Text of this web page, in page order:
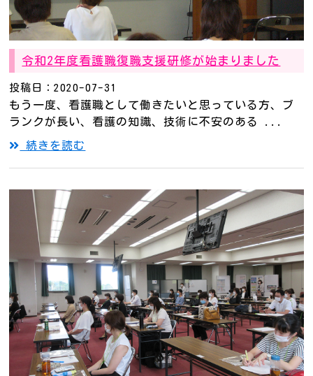
令和2年度看護職復職支援研修が始まりました
投稿日：2020-07-31
もう一度、看護職として働きたいと思っている方、ブ
ランクが長い、看護の知識、技術に不安のある ...
続きを読む